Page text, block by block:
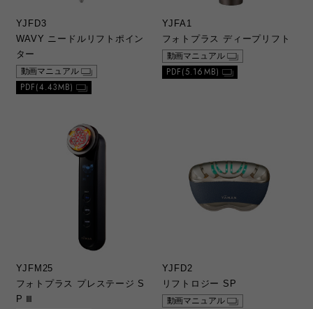
1）本ウェブサイトでダウンロードできる総合
カタログ、取扱説明書は、原則、初版当初の
ものを掲載しております。お客さまご相談窓
口の連絡先などが変更されている場合があり
ますので、あらかじめご了承ください。
2）本ウェブサイトに公開されている総合カタ
お持ちの製品がその後の仕様変更により、異
なる場合があります。
3）製品には、取扱説明書を補足する安全上の
注意喚起や操作ガイドなどの別紙類が同梱さ
れていることがありますが、本ウェブサイト
ではそれらの別紙類全てが公開されているわ
けではありませんのでご了承ください。
c. 本サービスの更新、変更、中止について
ものに代えて、改訂版を本ウェブサイトに掲
載する場合があります。ただし、本ウェブサ
イトに公開されている総合カタログ、取扱説
YJFD3
WAVY ニードルリフトポイン
ター
動画マニュアル
PDF(4.43MB)
YJFA1
フォトプラス ディープリフト
動画マニュアル
PDF(5.16MB)
YJFM25
フォトプラス プレステージ S
P Ⅲ
YJFD2
リフトロジー SP
動画マニュアル